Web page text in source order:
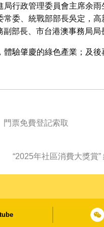
行政管理委員會主席余
委、統戰部部長吳定，
部長、市台港澳事務局局
驗肇慶的綠色產業；及
門票免費登記索取
“2025年社區消費大獎賞